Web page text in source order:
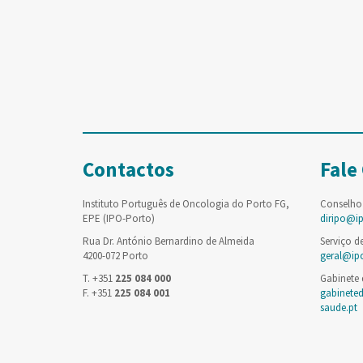
Contactos
Instituto Português de Oncologia do Porto FG,
EPE (IPO-Porto)
Rua Dr. António Bernardino de Almeida
4200-072 Porto
T. +351 225 084 000
F. +351 225 084 001
Serviço
saude.pt